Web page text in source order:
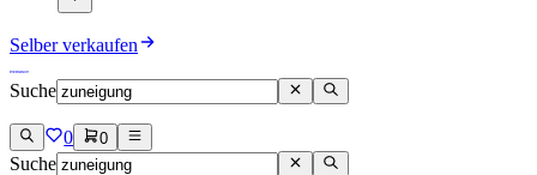
Selber verkaufen
Suche
0 0
Suche